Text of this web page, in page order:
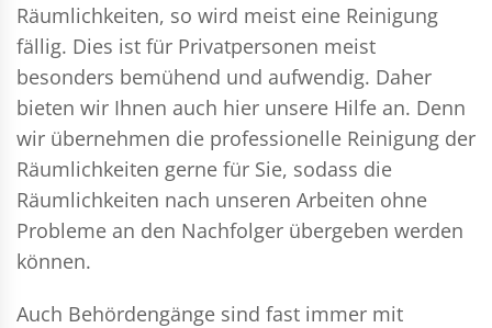
Räumlichkeiten, so wird meist eine Reinigung
fällig. Dies ist für Privatpersonen meist
besonders bemühend und aufwendig. Daher
bieten wir Ihnen auch hier unsere Hilfe an. Denn
wir übernehmen die professionelle Reinigung der
Räumlichkeiten gerne für Sie, sodass die
Räumlichkeiten nach unseren Arbeiten ohne
Probleme an den Nachfolger übergeben werden
können.
Auch Behördengänge sind fast immer mit